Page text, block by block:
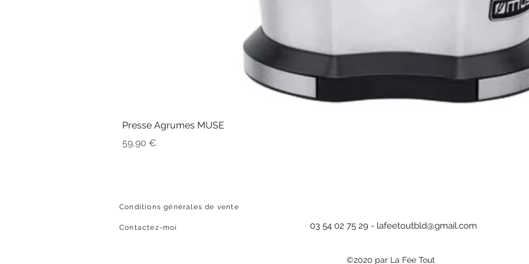
Presse Agrumes MUSE
Prix
59,90 €
Conditions générales de vente
Contactez-moi 03 54 02 75 29 - lafeetoutbld@gmail.com
©2020 par La Fée Tout